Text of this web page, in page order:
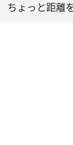
ちょっと距離